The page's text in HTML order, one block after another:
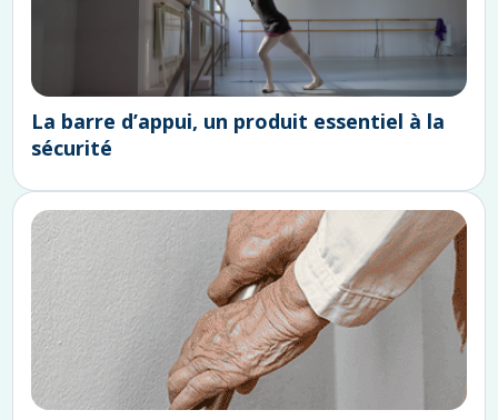
La barre d’appui, un produit essentiel à la
sécurité